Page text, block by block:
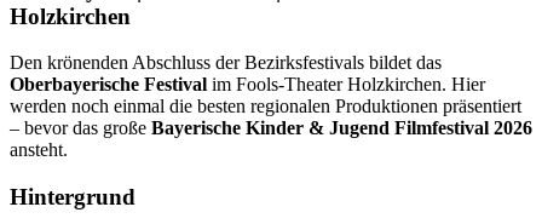
Holzkirchen
Den krönenden Abschluss der Bezirksfestivals bildet das
Oberbayerische Festival im Fools-Theater Holzkirchen. Hier
werden noch einmal die besten regionalen Produktionen präsentiert
– bevor das große Bayerische Kinder & Jugend Filmfestival 2026
ansteht.
Hintergrund